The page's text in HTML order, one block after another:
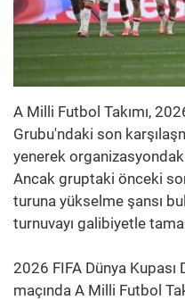
A Milli Futbol Takımı,
Grubu'ndaki son
yenerek
Ancak gruptaki önceki
turuna yükselme şansı
turnuvayı galibiyetle
2026 FIFA Dünya Kupası
maçında A Milli Futbol